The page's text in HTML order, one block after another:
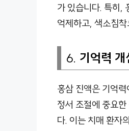
가 있습니다. 특히,
억제하고, 색소침
6. 기억력 개
홍삼 진액은 기억
정서 조절에 중요
다. 이는 치매 환자